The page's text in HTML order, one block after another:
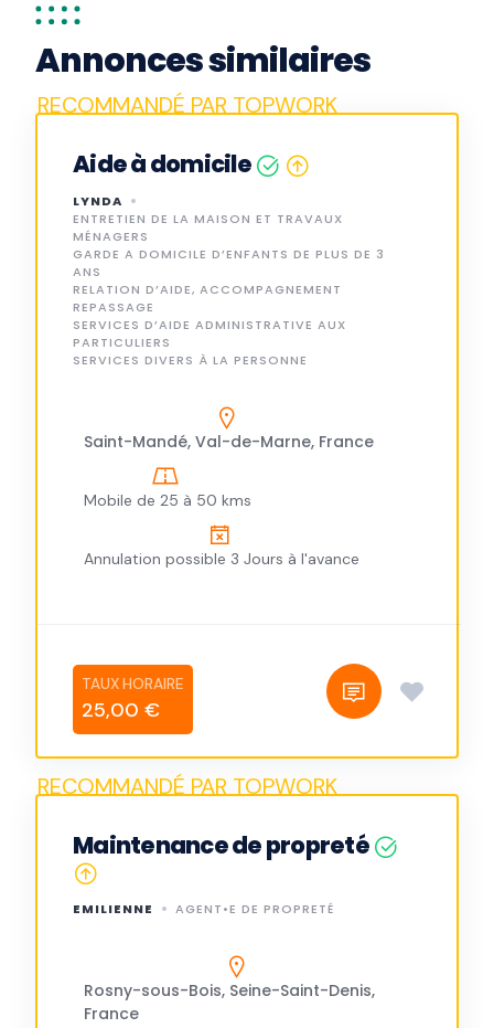
Annonces similaires
Aide à domicile
LYNDA
ENTRETIEN DE LA MAISON ET TRAVAUX
MÉNAGERS
GARDE A DOMICILE D’ENFANTS DE PLUS DE 3
ANS
RELATION D’AIDE, ACCOMPAGNEMENT
REPASSAGE
SERVICES D’AIDE ADMINISTRATIVE AUX
PARTICULIERS
SERVICES DIVERS À LA PERSONNE
Saint-Mandé, Val-de-Marne, France
Mobile de 25 à 50 kms
Annulation possible 3 Jours à l'avance
25,00 €
Maintenance de propreté
EMILIENNE AGENT•E DE PROPRETÉ
Rosny-sous-Bois, Seine-Saint-Denis,
France